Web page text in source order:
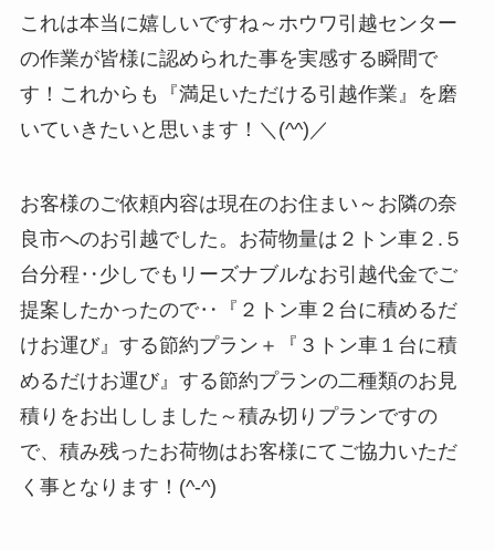
これは本当に嬉しいですね～ホウワ引越センター
の作業が皆様に認められた事を実感する瞬間で
す！これからも『満足いただける引越作業』を磨
いていきたいと思います！＼(^^)／
お客様のご依頼内容は現在のお住まい～お隣の奈
良市へのお引越でした。お荷物量は２トン車２.５
台分程‥少しでもリーズナブルなお引越代金でご
提案したかったので‥『２トン車２台に積めるだ
けお運び』する節約プラン＋『３トン車１台に積
めるだけお運び』する節約プランの二種類のお見
積りをお出ししました～積み切りプランですの
で、積み残ったお荷物はお客様にてご協力いただ
く事となります！(^-^)